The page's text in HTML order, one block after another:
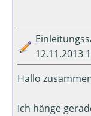
12.11.2013
Hallo
Ich hänge